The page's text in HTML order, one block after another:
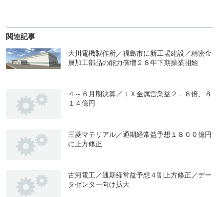
関連記事
大川電機製作所／福島市に新工場建設／精密金
属加工部品の能力倍増２８年下期操業開始
４～６月期決算／ＪＸ金属営業益２．８倍、８
１４億円
三菱マテリアル／通期経常益予想１８００億円
に上方修正
古河電工／通期経常益予想４割上方修正／デー
タセンター向け拡大